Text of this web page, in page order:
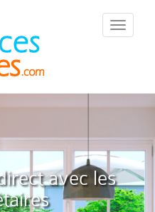
::Menu::
avec les